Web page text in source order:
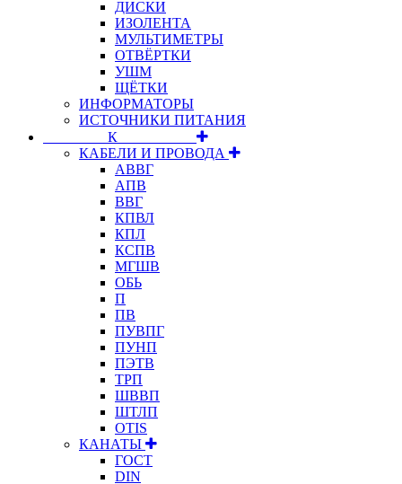
ДИСКИ
ИЗОЛЕНТА
МУЛЬТИМЕТРЫ
ОТВЁРТКИ
УШМ
ЩЁТКИ
ИНФОРМАТОРЫ
ИСТОЧНИКИ ПИТАНИЯ
⠀⠀⠀⠀⠀⠀К⠀⠀⠀⠀⠀⠀⠀
КАБЕЛИ И ПРОВОДА
АВВГ
АПВ
ВВГ
КПВЛ
КПЛ
КСПВ
МГШВ
ОБЬ
П
ПВ
ПУВПГ
ПУНП
ПЭТВ
ТРП
ШВВП
ШТЛП
OTIS
КАНАТЫ
ГОСТ
DIN